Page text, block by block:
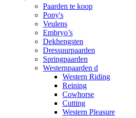
Paarden te koop
Pony's
Veulens
Embryo’s
Dekhengsten
Dressuurpaarden
Springpaarden
Westernpaarden d
Western Riding
Reining
Cowhorse
Cutting
Western Pleasure